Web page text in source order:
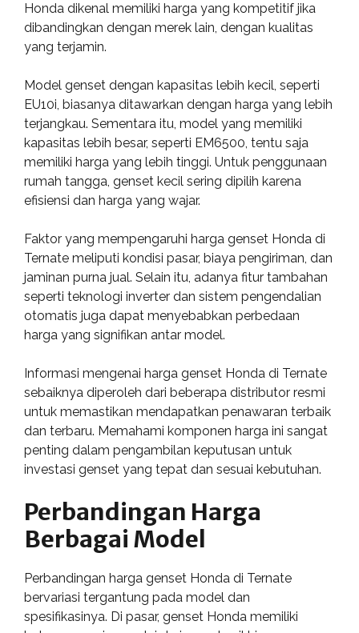
Honda dikenal memiliki harga yang kompetitif jika
dibandingkan dengan merek lain, dengan kualitas
yang terjamin.
Model genset dengan kapasitas lebih kecil, seperti
EU10i, biasanya ditawarkan dengan harga yang lebih
terjangkau. Sementara itu, model yang memiliki
kapasitas lebih besar, seperti EM6500, tentu saja
memiliki harga yang lebih tinggi. Untuk penggunaan
rumah tangga, genset kecil sering dipilih karena
efisiensi dan harga yang wajar.
Faktor yang mempengaruhi harga genset Honda di
Ternate meliputi kondisi pasar, biaya pengiriman, dan
jaminan purna jual. Selain itu, adanya fitur tambahan
seperti teknologi inverter dan sistem pengendalian
otomatis juga dapat menyebabkan perbedaan
harga yang signifikan antar model.
Informasi mengenai harga genset Honda di Ternate
sebaiknya diperoleh dari beberapa distributor resmi
untuk memastikan mendapatkan penawaran terbaik
dan terbaru. Memahami komponen harga ini sangat
penting dalam pengambilan keputusan untuk
investasi genset yang tepat dan sesuai kebutuhan.
Perbandingan Harga
Berbagai Model
Perbandingan harga genset Honda di Ternate
bervariasi tergantung pada model dan
spesifikasinya. Di pasar, genset Honda memiliki